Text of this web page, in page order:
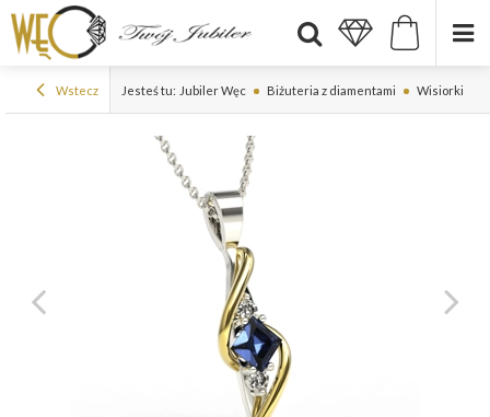
Wstecz Jesteś tu: Jubiler Węc Biżuteria z diamentami Wisiorki